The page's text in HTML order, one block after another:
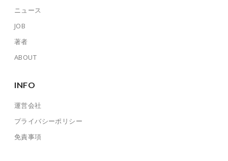
ニュース
JOB
著者
ABOUT
INFO
運営会社
プライバシーポリシー
免責事項